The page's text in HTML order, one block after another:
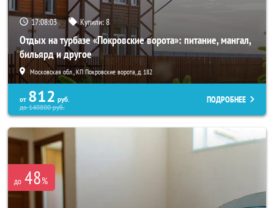
17:08:02 Купили:8
Отдых на турбазе «Покровские ворота»: питание, мангал,
бильярд и другое
Московская обл., КП Покровские ворота, д. 182
от 812 руб.
до140800руб.
ПОДРОБНЕЕ
до 48%